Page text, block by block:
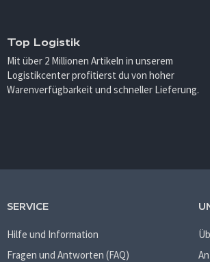
Top Logistik
Mit über 2 Millionen Artikeln in unserem
Logistikcenter profitierst du von hoher
Warenverfügbarkeit und schneller Lieferung.
SERVICE
Hilfe und Information
Fragen und Antworten (FAQ)